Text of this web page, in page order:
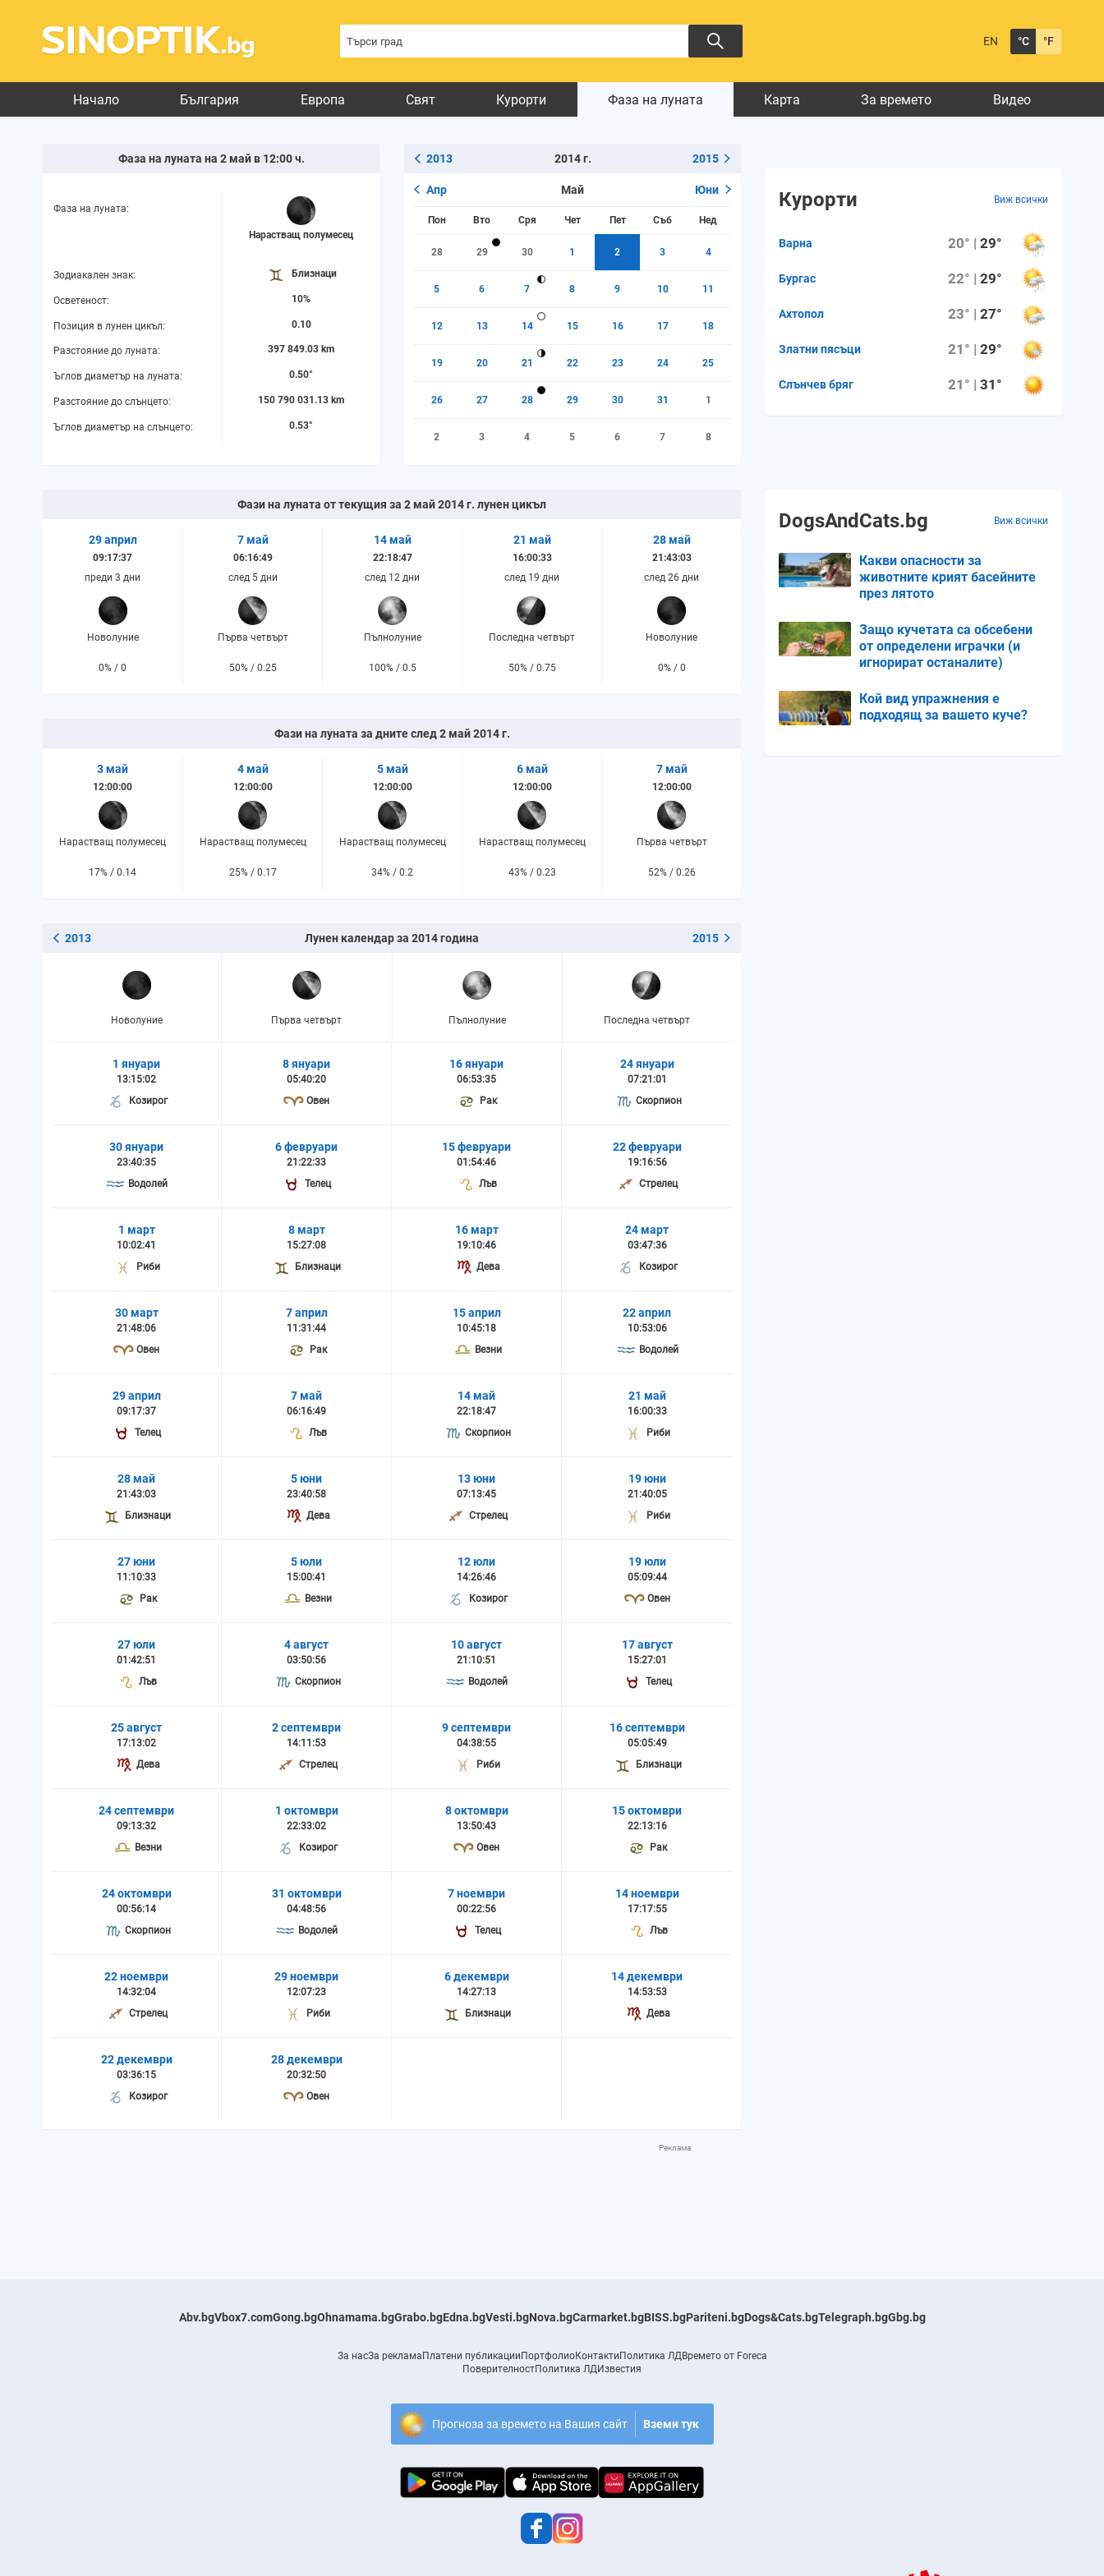
EN °C °F
Начало България Европа Свят Курорти Фаза на луната Карта За времето Видео
Фаза на луната на 2 май в 12:00 ч.
Фаза на луната:
Зодиакален знак:
Осветеност:
Позиция в лунен цикъл:
Разстояние до луната:
Ъглов диаметър на луната:
Разстояние до слънцето:
Ъглов диаметър на слънцето:
Нарастващ полумесец
Близнаци
10%
0.10
397 849.03 km
0.50°
150 790 031.13 km
0.53°
2013 2014 г. 2015
Апр Май Юни
Пон Вто Сря Чет Пет Съб Нед
28 29 30 1 2 3 4
5 6 7 8 9 10 11
12 13 14 15 16 17 18
19 20 21 22 23 24 25
26 27 28 29 30 31 1
2 3 4 5 6 7 8
Фази на луната от текущия за 2 май 2014 г. лунен цикъл
29 април
09:17:37
преди 3 дни
Новолуние
0% / 0
7 май
06:16:49
след 5 дни
Първа четвърт
50% / 0.25
14 май
22:18:47
след 12 дни
Пълнолуние
100% / 0.5
21 май
16:00:33
след 19 дни
Последна четвърт
50% / 0.75
28 май
21:43:03
след 26 дни
Новолуние
0% / 0
Фази на луната за дните след 2 май 2014 г.
3 май
12:00:00
Нарастващ полумесец
17% / 0.14
4 май
12:00:00
Нарастващ полумесец
25% / 0.17
5 май
12:00:00
Нарастващ полумесец
34% / 0.2
6 май
12:00:00
Нарастващ полумесец
43% / 0.23
7 май
12:00:00
Първа четвърт
52% / 0.26
2013 Лунен календар за 2014 година 2015
Новолуние Първа четвърт Пълнолуние Последна четвърт
1 януари
13:15:02
Козирог
8 януари
05:40:20
Овен
16 януари
06:53:35
Рак
24 януари
07:21:01
Скорпион
30 януари
23:40:35
Водолей
6 февруари
21:22:33
Телец
15 февруари
01:54:46
Лъв
22 февруари
19:16:56
Стрелец
1 март
10:02:41
Риби
8 март
15:27:08
Близнаци
16 март
19:10:46
Дева
24 март
03:47:36
Козирог
30 март
21:48:06
Овен
7 април
11:31:44
Рак
15 април
10:45:18
Везни
22 април
10:53:06
Водолей
29 април
09:17:37
Телец
7 май
06:16:49
Лъв
14 май
22:18:47
Скорпион
21 май
16:00:33
Риби
28 май
21:43:03
Близнаци
5 юни
23:40:58
Дева
13 юни
07:13:45
Стрелец
19 юни
21:40:05
Риби
27 юни
11:10:33
Рак
5 юли
15:00:41
Везни
12 юли
14:26:46
Козирог
19 юли
05:09:44
Овен
27 юли
01:42:51
Лъв
4 август
03:50:56
Скорпион
10 август
21:10:51
Водолей
17 август
15:27:01
Телец
25 август
17:13:02
Дева
2 септември
14:11:53
Стрелец
9 септември
04:38:55
Риби
16 септември
05:05:49
Близнаци
24 септември
09:13:32
Везни
1 октомври
22:33:02
Козирог
8 октомври
13:50:43
Овен
15 октомври
22:13:16
Рак
24 октомври
00:56:14
Скорпион
31 октомври
04:48:56
Водолей
7 ноември
00:22:56
Телец
14 ноември
17:17:55
Лъв
22 ноември
14:32:04
Стрелец
29 ноември
12:07:23
Риби
6 декември
14:27:13
Близнаци
14 декември
14:53:53
Дева
22 декември
03:36:15
Козирог
28 декември
20:32:50
Овен
Курорти Виж всички
Варна 20° |29°
Бургас 22° |29°
Ахтопол 23° |27°
Златни пясъци 21° |29°
Слънчев бряг 21° |31°
DogsAndCats.bg Виж всички
Какви опасности за
животните крият басейните
през лятото
Защо кучетата са обсебени
от определени играчки (и
игнорират останалите)
Кой вид упражнения е
подходящ за вашето куче?
Abv.bgVbox7.comGong.bgOhnamama.bgGrabo.bgEdna.bgVesti.bgNova.bgCarmarket.bgBISS.bgPariteni.bgDogs&Cats.bgTelegraph.bgGbg.bg
За насЗа реклама Платени публикации ПортфолиоКонтакти Политика ЛДВремето от Foreca
ПоверителностПолитика ЛДИзвестия
Прогноза за времето на Вашия сайт Вземи тук